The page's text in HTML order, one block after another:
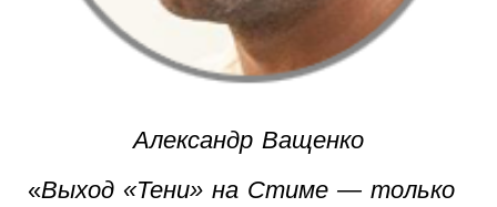
Александр Ващенко
«Выход «Тени» на Стиме — только